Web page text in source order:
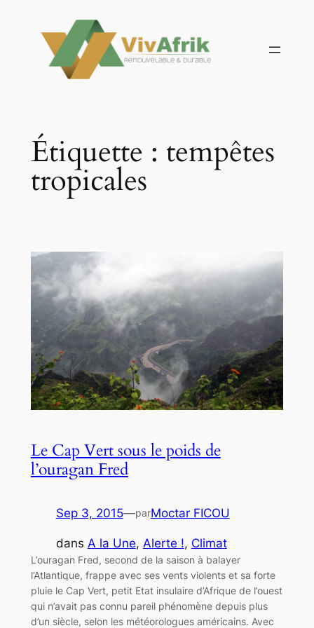
contenu
Étiquette : tempêtes
tropicales
Le Cap Vert sous le poids de
l’ouragan Fred
Sep 3, 2015—parMoctar FICOU
dans A la Une, Alerte !, Climat
L’ouragan Fred, second de la saison à balayer
l’Atlantique, frappe avec ses vents violents et sa forte
pluie le Cap Vert, petit Etat insulaire d’Afrique de l’ouest
qui n’avait pas connu pareil phénomène depuis plus
d’un siècle, selon les météorologues américains. Avec